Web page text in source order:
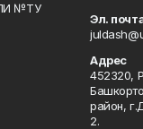
№ТУ
Эл.
Адрес
452320,
район,
2.